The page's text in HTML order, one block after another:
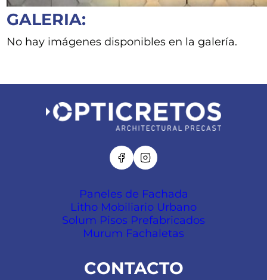
GALERIA:
No hay imágenes disponibles en la galería.
Paneles de Fachada
Litho Mobiliario Urbano
Solum Pisos Prefabricados
Murum Fachaletas
CONTACTO